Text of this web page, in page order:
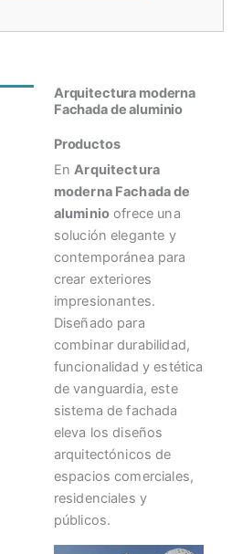
Valoraciones (0)
Arquitectura moderna
Fachada de aluminio
Productos
EnArquitectura
moderna Fachada de
aluminio ofrece una
solución elegante y
contemporánea para
crear exteriores
impresionantes.
Diseñado para
combinar durabilidad,
funcionalidad y estética
de vanguardia, este
sistema de fachada
eleva los diseños
arquitectónicos de
espacios comerciales,
residenciales y
públicos.